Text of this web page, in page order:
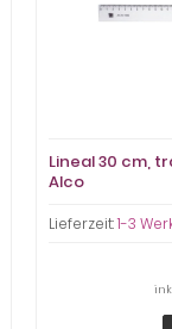
Lineal 30 cm,
Alco
Lieferzeit:1-3